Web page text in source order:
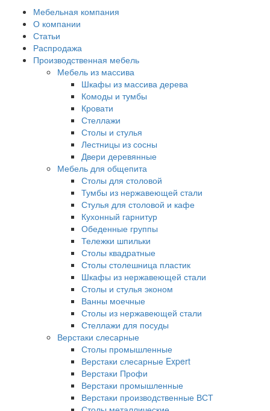
Мебельная компания
О компании
Статьи
Распродажа
Производственная мебель
Мебель из массива
Шкафы из массива дерева
Комоды и тумбы
Кровати
Стеллажи
Столы и стулья
Лестницы из сосны
Двери деревянные
Мебель для общепита
Столы для столовой
Тумбы из нержавеющей стали
Стулья для столовой и кафе
Кухонный гарнитур
Обеденные группы
Тележки шпильки
Столы квадратные
Столы столешница пластик
Шкафы из нержавеющей стали
Столы и стулья эконом
Ванны моечные
Столы из нержавеющей стали
Стеллажи для посуды
Верстаки слесарные
Столы промышленные
Верстаки слесарные Expert
Верстаки Профи
Верстаки промышленные
Верстаки производственные ВСТ